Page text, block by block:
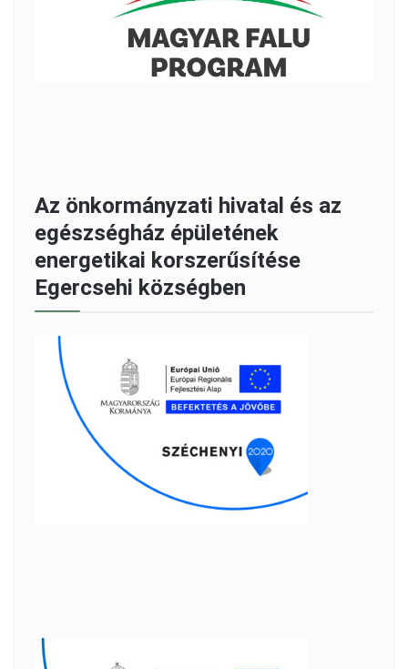
Az önkormányzati hivatal és az
egészségház épületének
energetikai korszerűsítése
Egercsehi községben